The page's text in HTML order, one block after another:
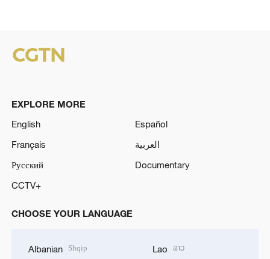
EXPLORE MORE
English
Español
Français
العربية
Русский
Documentary
CCTV+
CHOOSE YOUR LANGUAGE
Albanian Shqip Lao ລາວ